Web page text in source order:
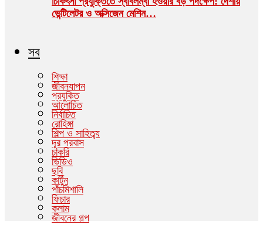
ভেন্টিলেটর ও অক্সিজেন মেশিন…
সব
শিক্ষা
জীবনযাপন
প্রযুক্তি
আলোচিত
নির্বাচিত
রোহিঙ্গা
শিল্প ও সাহিত্ব্য
দূর পরবাস
চাকরি
ভিডিও
ছবি
কার্টুন
পাঁচমিশালি
ফিচার
কলাম
জীবনের গল্প